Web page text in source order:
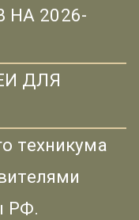
2026-
ДЛЯ
техникума
РФ.